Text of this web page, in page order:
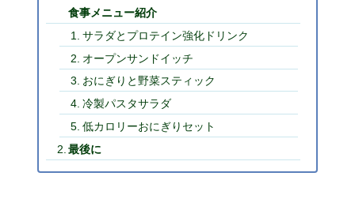
食事メニュー紹介
サラダとプロテイン強化ドリンク
オープンサンドイッチ
おにぎりと野菜スティック
冷製パスタサラダ
低カロリーおにぎりセット
最後に